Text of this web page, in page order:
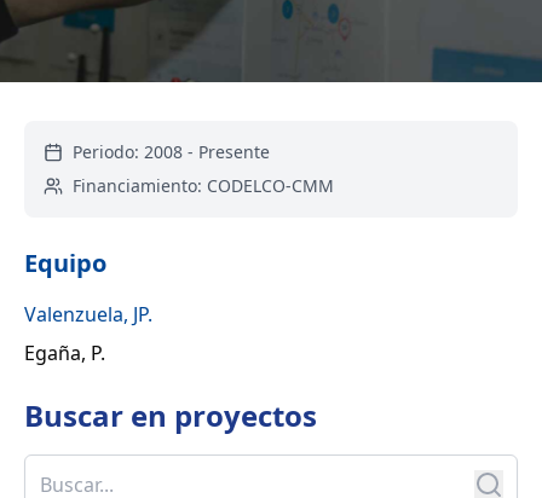
Periodo: 2008 - Presente
Financiamiento: CODELCO-CMM
Equipo
Valenzuela, JP.
Egaña, P.
Buscar en proyectos